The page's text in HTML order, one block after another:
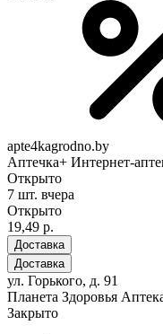
apte4kagrodno.by
Аптечка+ Интернет-
Открыто
7 шт. вчера
Открыто
19,49 р.
Доставка
Доставка
ул. Горького, д. 91
Планета Здоровья
Закрыто